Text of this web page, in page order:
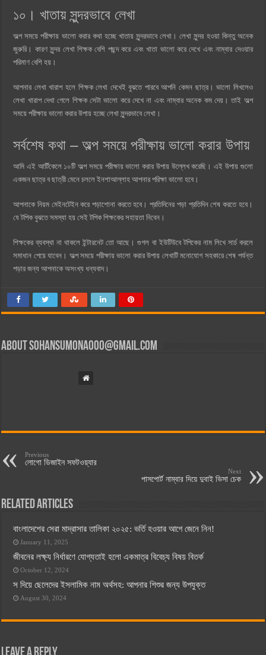
১০। খাতায় সুন্দরভাবে লেখা
অল্প সময়ে পরীক্ষায় ভালো করার কথা হচ্ছে খাতায় সুন্দরভাবে লেখা। লেখা সুন্দর হওয়া কিন্তু অনেক
জুরুরি। কারণ সুন্দর লেখা শিক্ষক বেশি পছন্দ করে এবং খাতা ভালো করে দেখে এবং নাম্বার দেওয়ার
পরিমাণ বেশি হয়।
আপনার লেখা খারাপ হলে শিক্ষক লেখা দেখেই বুঝতে পারবে আপনি কেমন ছাত্র। ভালো লিখলেও
লেখা খারাপ দেখা গেলে শিক্ষক সেটা ভালো করে দেখে না এবং নাম্বার অনেক কম দেয়। তাই অল্প
সময়ে পরীক্ষায় ভালো করার উপায় হচ্ছে লেখা সুন্দরভাবে লেখা।
সর্বশেষ কথা – অল্প সময়ে পরীক্ষায় ভালো করার উপায়
আমি এই আর্টিকেলে ১০টি অল্প সময়ে পরীক্ষায় ভালো করার উপায় উল্লেখ করেছি। এই উপায় গুলো
একজন ছাত্র ব ছাত্রী মেনে চললে ইনশাআল্লাহ আপনার পরিক্ষা ভালো হবে।
আপনাকে নিয়ম মেইনটেইন করে পড়াশোনা করতে হবে। প্রতিদিনের পড়া প্রতিদিন শেষ করতে হবে।
যে টপিক বুঝতে সমস্যা হয় সেই টপিক শিক্ষকের সহায়তা নিবেন।
শিক্ষকের ব্যবস্থা না থাকলে ইন্টারনেট তো আছে। গুগল বা ইউটিউবে টপিকের নাম লিখে সার্চ করলে
সমাধান পেয়ে যাবেন। অল্প সময়ে পরীক্ষায় ভালো করার উপায় লেখাটি মনোযোগ সহকারে শেষ পর্যন্ত
পড়ার জন্য আপনাকে অসংখ্য ধন্যবাদ।
Aboutsohansumona000@gmail.com
Previous
লোগো ডিজাইন সফটওয়্যার
Next
পাসপোর্ট নাম্বার দিয়ে দুবাই ভিসা চেক
Related Articles
বাংলাদেশের সেরা মাদ্রাসার তালিকা ২০২৫: ভর্তি হওয়ার আগে জেনে নিন!
January 11, 2025
জীবনের লক্ষ্য নির্ধারণে যোগ্যতাই হলো একমাত্র বিবেচ্য বিষয় বিতর্ক
October 12, 2024
স দিয়ে ছেলেদের ইসলামিক নাম অর্থসহ: আপনার শিশুর জন্য উপযুক্ত
August 30, 2024